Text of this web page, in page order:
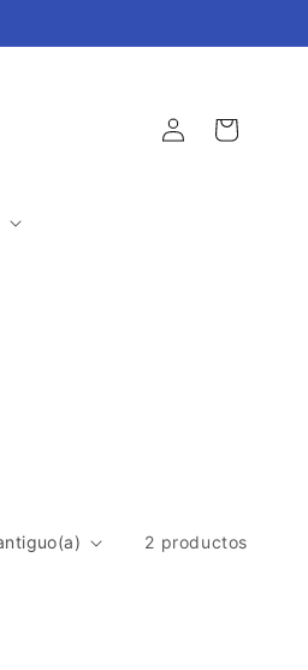
Iniciar
sesión
Carrito
2 productos